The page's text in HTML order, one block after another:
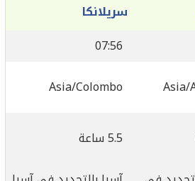
سريلانكا
07:56
Asia/
Asia/Colombo
5.5 ساعة